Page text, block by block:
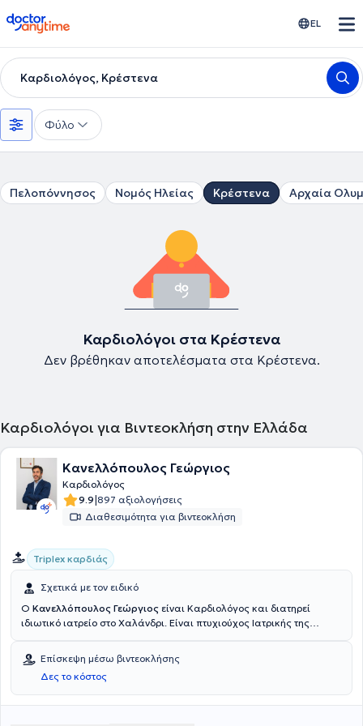
doctoranytime EL
Καρδιολόγος, Κρέστενα
Φύλο
Πελοπόννησος Νομός Ηλείας Κρέστενα Αρχαία
Καρδιολόγοι στα Κρέστενα
Δεν βρέθηκαν αποτελέσματα στα Κρέστενα.
Καρδιολόγοι για Βιντεοκλήση στην Ελλάδα
Κανελλόπουλος Γεώργιος
Καρδιολόγος
9.9|897 αξιολογήσεις
Διαθεσιμότητα για βιντεοκλήση
Triplex καρδιάς
Σχετικά με τον ειδικό
Ο Κανελλόπουλος Γεώργιος είναι Καρδιολόγος και διατηρεί
ιδιωτικό ιατρείο στο Χαλάνδρι. Είναι πτυχιούχος Ιατρικής της
ως Ειδικευόμενος Παθολογίας κι ακολούθως Καρδιολογίας στο
Νοσοκομείο "Κοργιαλένειο Μπενάκειο", ενώ διετέλεσε Επιμελητής
της 3ης Καρδιολογικής Κλινικής του Νοσοκομείου ΙΑΣΩ General.
Έχει μετεκπαιδευτεί στις Νεότερες Τεχνικές Υπερηχοκαρδιογραφίας
Επίσκεψη μέσω βιντεοκλήσης
Δες το κόστος